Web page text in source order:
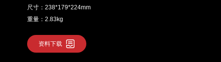
尺寸：238*179*224mm
重量：2.83kg
资料下载